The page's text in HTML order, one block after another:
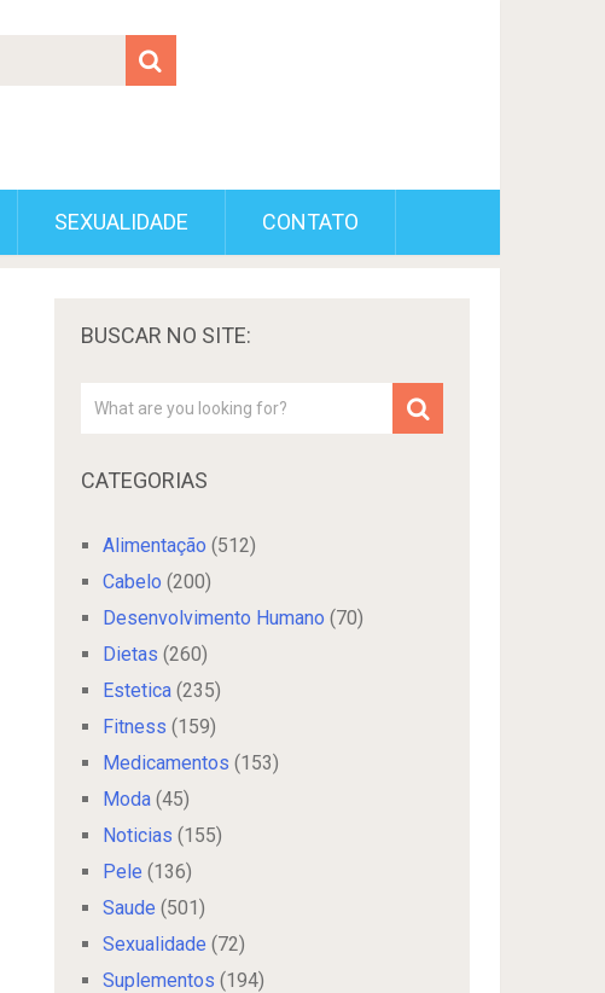
SEXUALIDADE CONTATO
BUSCAR NO SITE:
CATEGORIAS
Alimentação (512)
Cabelo (200)
Desenvolvimento Humano (70)
Dietas (260)
Estetica (235)
Fitness (159)
Medicamentos (153)
Moda (45)
Noticias (155)
Pele (136)
Saude (501)
Sexualidade (72)
Suplementos (194)